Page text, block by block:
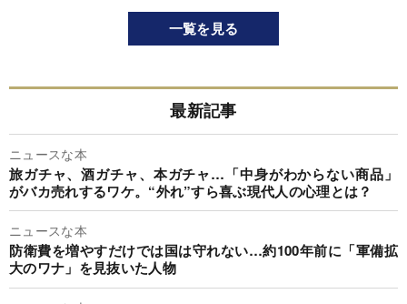
一覧を見る
最新記事
ニュースな本
旅ガチャ、酒ガチャ、本ガチャ…「中身がわからない商品」
がバカ売れするワケ。“外れ”すら喜ぶ現代人の心理とは？
ニュースな本
防衛費を増やすだけでは国は守れない…約100年前に「軍備拡
大のワナ」を見抜いた人物